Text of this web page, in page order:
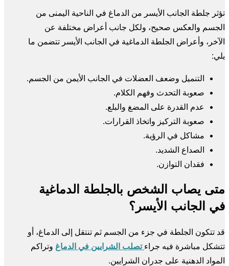
تؤثر جلطة الجانب الأيسر من الدماغ في الناحية اليمنى من
الجسم والعكس صحيح، ولكل جانب أعراض مختلفة عن
الآخر، وأعراض الجلطة الدماغية في الجانب الأيسر تتضمن ما
يلي:
التنميل وضعف العضلات في الجانب الأيمن من الجسم.
صعوبة التحدث وفهم الكلام.
عدم القدرة على المضغ والبلع.
صعوبة التركيز واتخاذ القرارات.
مشاكل في الرؤية.
الصداع الشديد.
فقدان التوازن.
متى يصاب الشخص بالجلطة الدماغية
في الجانب الأيسر؟
قد تتكون الجلطة في جزء من الجسم ثم تنتقل إلى الدماغ، أو
تتشكل مباشرة فيه جراء تصلب الشرايين في الدماغ وتراكم
المواد الدهنية على جدران الشرايين.